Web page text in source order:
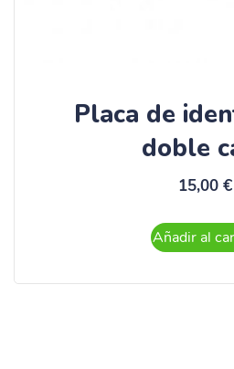
Placa de
doble
15,00 €
Añadir al